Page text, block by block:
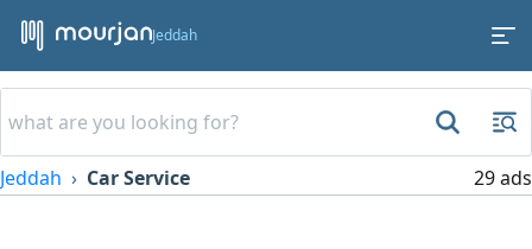
Jeddah
Jeddah Car Service 29 ads